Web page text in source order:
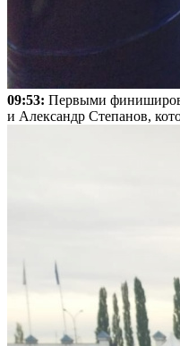
09:53: Первыми
и Александр Степанов,